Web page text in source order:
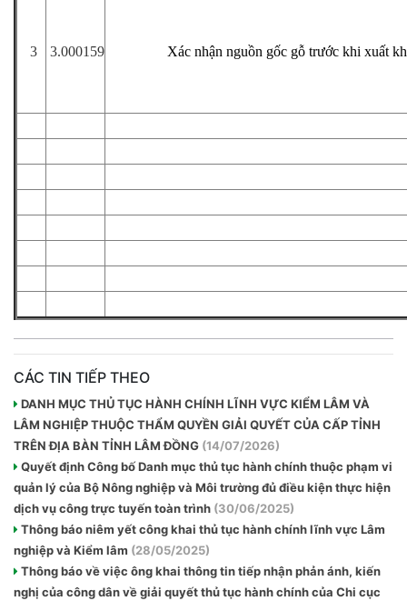
3 3.000159 Xác nhận nguồn gốc gỗ trước khi xuất
CÁC TIN TIẾP THEO
DANH MỤC THỦ TỤC HÀNH CHÍNH LĨNH VỰC KIỂM LÂM VÀ
LÂM NGHIỆP THUỘC THẨM QUYỀN GIẢI QUYẾT CỦA CẤP TỈNH
TRÊN ĐỊA BÀN TỈNH LÂM ĐỒNG (14/07/2026)
Quyết định Công bố Danh mục thủ tục hành chính thuộc phạm vi
quản lý của Bộ Nông nghiệp và Môi trường đủ điều kiện thực hiện
dịch vụ công trực tuyến toàn trình (30/06/2025)
Thông báo niêm yết công khai thủ tục hành chính lĩnh vực Lâm
nghiệp và Kiểm lâm (28/05/2025)
Thông báo về việc ông khai thông tin tiếp nhận phản ánh, kiến
nghị của công dân về giải quyết thủ tục hành chính của Chi cục